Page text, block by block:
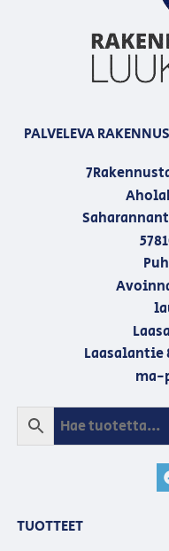
PALVELEVA
Laasalantie
ma-
TUOTTEET